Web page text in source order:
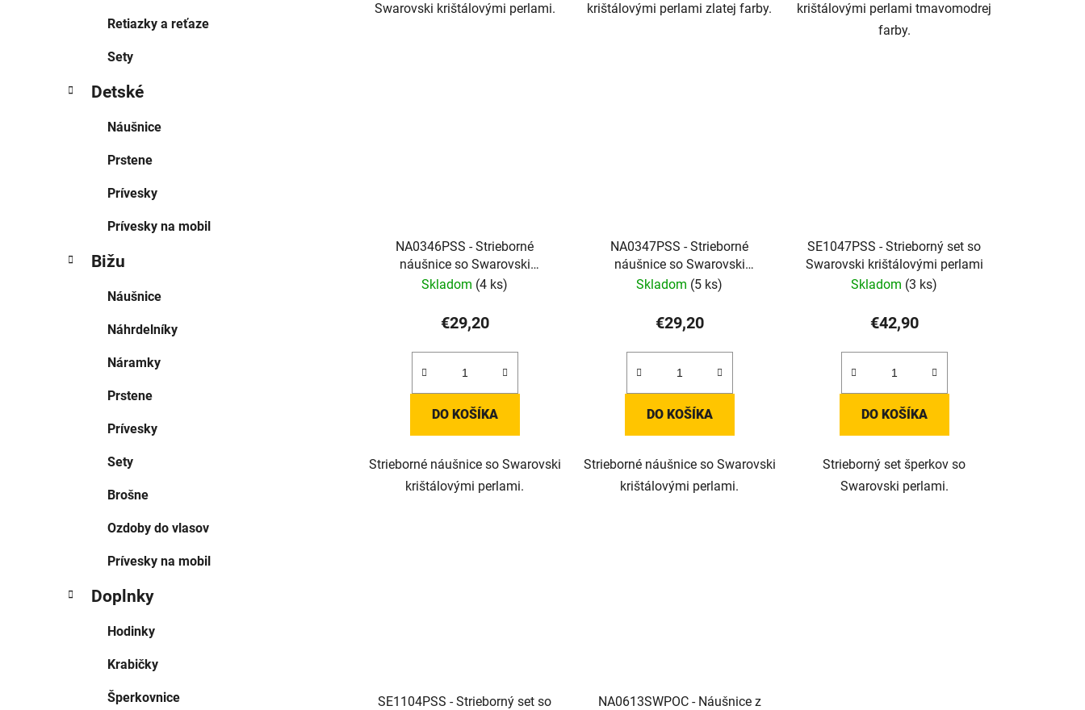
Retiazky a reťaze
Sety
Detské
Náušnice
Prstene
Prívesky
Prívesky na mobil
Bižu
Náušnice
Náhrdelníky
Náramky
Prstene
Prívesky
Sety
Brošne
Ozdoby do vlasov
Prívesky na mobil
Doplnky
Hodinky
Krabičky
Šperkovnice
Swarovski krištálovými perlami.
krištálovými perlami zlatej farby.
krištálovými perlami tmavomodrej
farby.
NA0346PSS - Strieborné
náušnice so Swarovski
krištálovými perlami
Skladom (4 ks)
€29,20
DO KOŠÍKA
Strieborné náušnice so Swarovski
krištálovými perlami.
NA0347PSS - Strieborné
náušnice so Swarovski
krištálovými perlami
Skladom (5 ks)
€29,20
DO KOŠÍKA
Strieborné náušnice so Swarovski
krištálovými perlami.
SE1047PSS - Strieborný set so
Swarovski krištálovými perlami
Skladom (3 ks)
€42,90
DO KOŠÍKA
Strieborný set šperkov so
Swarovski perlami.
SE1104PSS - Strieborný set so
NA0613SWPOC - Náušnice z